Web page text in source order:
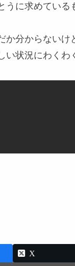
うに求めている
か分からない
い状況にわくわ
X